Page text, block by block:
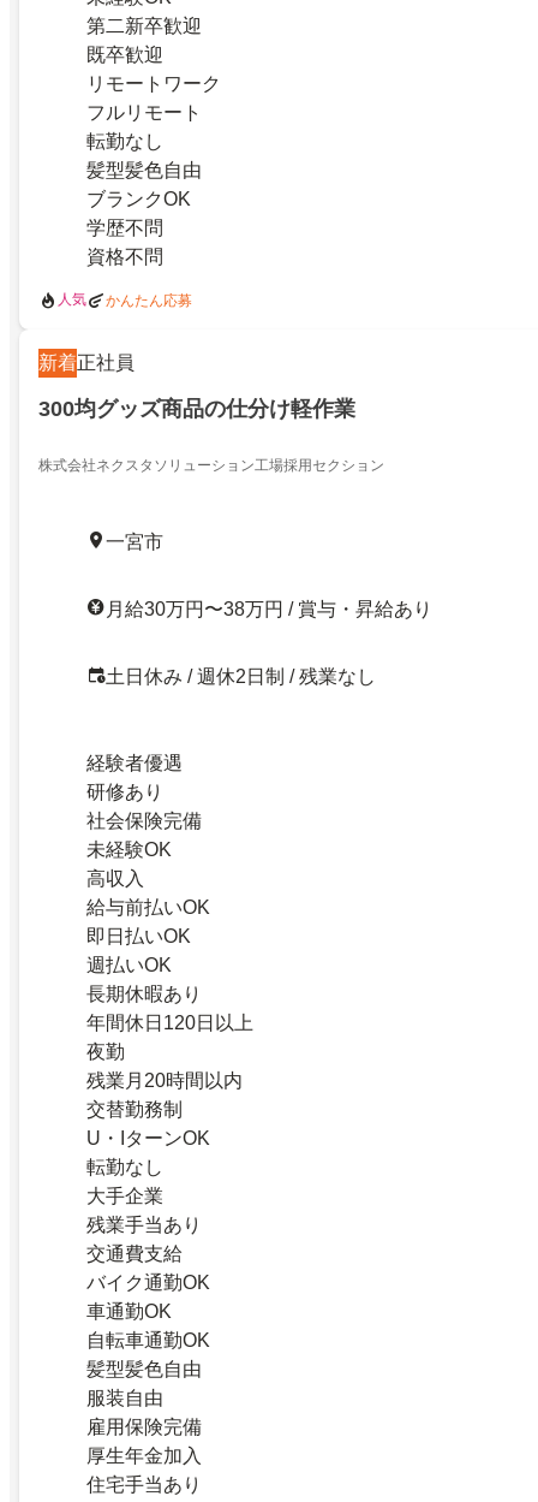
第二新卒歓迎
既卒歓迎
リモートワーク
フルリモート
転勤なし
髪型髪色自由
ブランクOK
学歴不問
資格不問
人気 かんたん応募
新着正社員
300均グッズ商品の仕分け軽作業
株式会社ネクスタソリューション工場採用セクション
一宮市
月給30万円〜38万円 / 賞与・昇給あり
土日休み / 週休2日制 / 残業なし
経験者優遇
研修あり
社会保険完備
未経験OK
高収入
給与前払いOK
即日払いOK
週払いOK
長期休暇あり
年間休日120日以上
夜勤
残業月20時間以内
交替勤務制
U・IターンOK
転勤なし
大手企業
残業手当あり
交通費支給
バイク通勤OK
車通勤OK
自転車通勤OK
髪型髪色自由
服装自由
雇用保険完備
厚生年金加入
住宅手当あり